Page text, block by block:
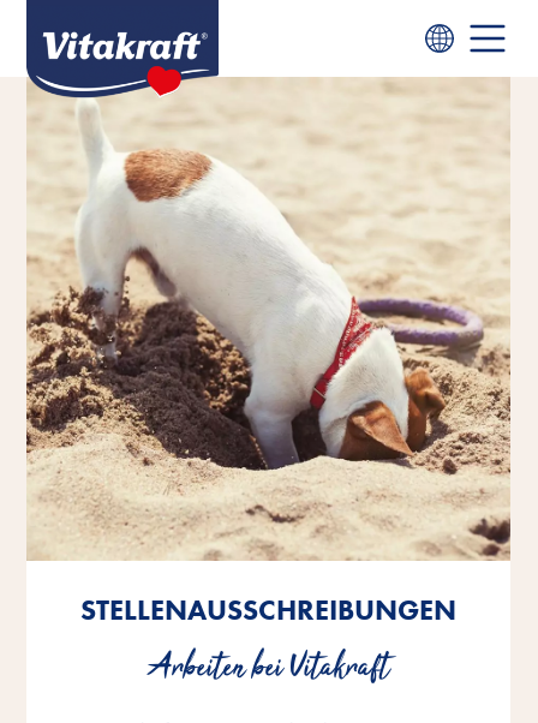
STELLENAUSSCHREIBUNGEN
Arbeiten bei Vitakraft
STELLENAUSSCHREIBUNGEN
Arbeiten bei Vitakraft
STELLENAUSSCHREIBUNGEN
Arbeiten bei Vitakraft